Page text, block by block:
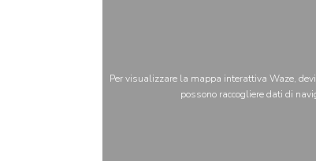
Per visualizzare la mappa interattiva Waze,
possono raccogliere dati di